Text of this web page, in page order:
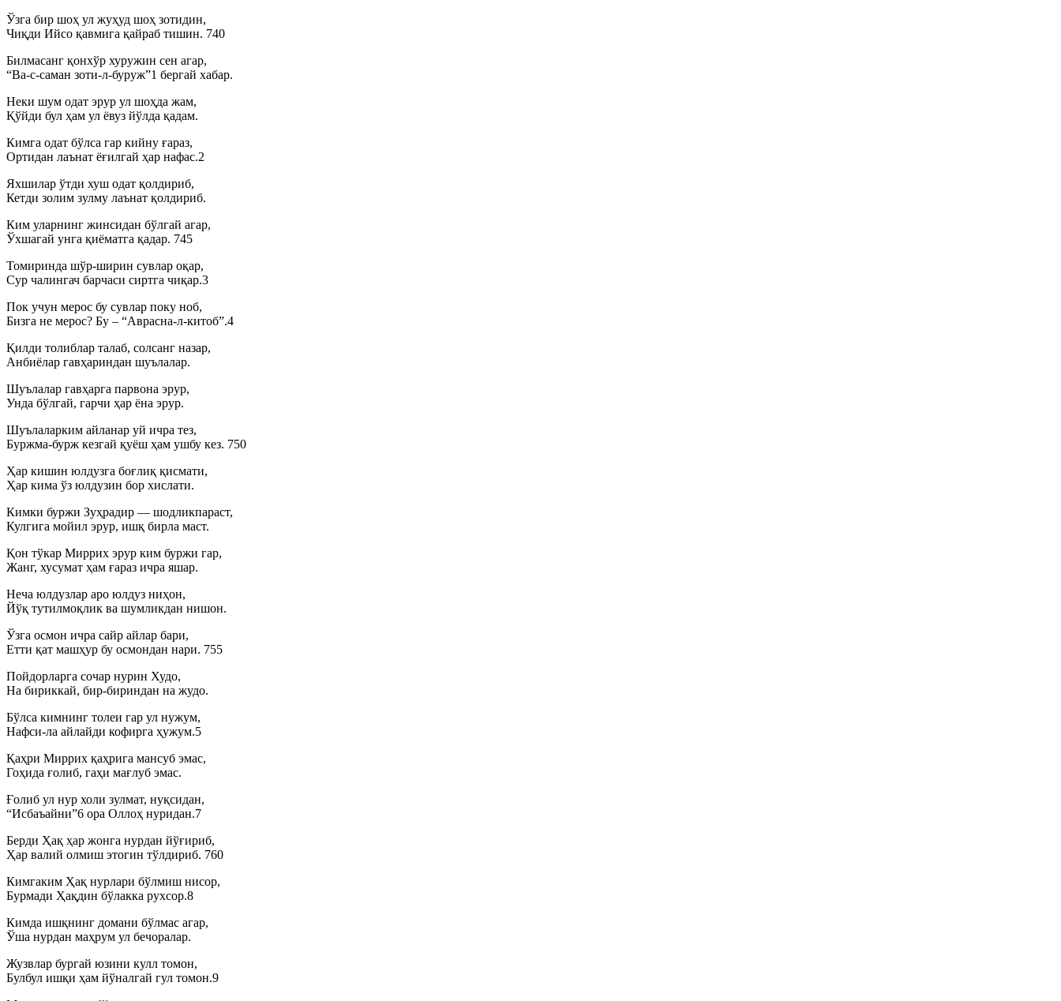
Ўзга бир шоҳ ул жуҳуд шоҳ зотидин,
Чиқди Ийсо қавмига қайраб тишин. 740
Билмасанг қонхўр хуружин сен агар,
“Ва-с-саман зоти-л-буруж”1 бергай хабар.
Неки шум одат эрур ул шоҳда жам,
Қўйди бул ҳам ул ёвуз йўлда қадам.
Кимга одат бўлса гар кийну ғараз,
Ортидан лаънат ёғилгай ҳар нафас.2
Яхшилар ўтди хуш одат қолдириб,
Кетди золим зулму лаънат қолдириб.
Ким уларнинг жинсидан бўлгай агар,
Ўхшагай унга қиёматга қадар. 745
Томиринда шўр-ширин сувлар оқар,
Сур чалингач барчаси сиртга чиқар.3
Пок учун мерос бу сувлар поку ноб,
Бизга не мерос? Бу – “Аврасна-л-китоб”.4
Қилди толиблар талаб, солсанг назар,
Анбиёлар гавҳариндан шуълалар.
Шуълалар гавҳарга парвона эрур,
Унда бўлгай, гарчи ҳар ёна эрур.
Шуълаларким айланар уй ичра тез,
Буржма-бурж кезгай қуёш ҳам ушбу кез. 750
Ҳар кишин юлдузга боғлиқ қисмати,
Ҳар кима ўз юлдузин бор хислати.
Кимки буржи Зуҳрадир — шодликпараст,
Кулгига мойил эрур, ишқ бирла маст.
Қон тўкар Миррих эрур ким буржи гар,
Жанг, хусумат ҳам ғараз ичра яшар.
Неча юлдузлар аро юлдуз ниҳон,
Йўқ тутилмоқлик ва шумликдан нишон.
Ўзга осмон ичра сайр айлар бари,
Етти қат машҳур бу осмондан нари. 755
Пойдорларга сочар нурин Худо,
На бириккай, бир-бириндан на жудо.
Бўлса кимнинг толеи гар ул нужум,
Нафси-ла айлайди кофирга ҳужум.5
Қаҳри Миррих қаҳрига мансуб эмас,
Гоҳида ғолиб, гаҳи мағлуб эмас.
Ғолиб ул нур холи зулмат, нуқсидан,
“Исбаъайни”6 ора Оллоҳ нуридан.7
Берди Ҳақ ҳар жонга нурдан йўғириб,
Ҳар валий олмиш этогин тўлдириб. 760
Кимгаким Ҳақ нурлари бўлмиш нисор,
Бурмади Ҳақдин бўлакка рухсор.8
Кимда ишқнинг домани бўлмас агар,
Ўша нурдан маҳрум ул бечоралар.
Жузвлар бургай юзини кулл томон,
Булбул ишқи ҳам йўналгай гул томон.9